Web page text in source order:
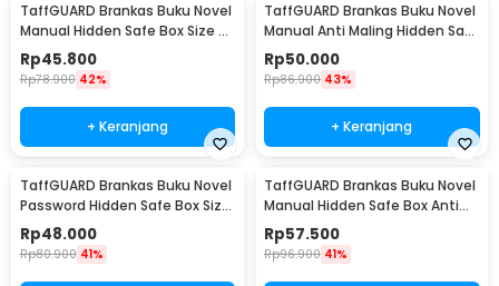
TaffGUARD Brankas Buku Novel
Manual Hidden Safe Box Size S
- KB-20L
Rp45.800
Rp78.900 42%
+ Keranjang
TaffGUARD Brankas Buku Novel
Manual Anti Maling Hidden Safe
Box Size S - KB-20L
Rp50.000
Rp86.900 43%
+ Keranjang
TaffGUARD Brankas Buku Novel
Password Hidden Safe Box Size
S - KB-20P
Rp48.000
Rp80.900 41%
TaffGUARD Brankas Buku Novel
Manual Hidden Safe Box Anti
Maling Size M - KB-20L
Rp57.500
Rp96.900 41%